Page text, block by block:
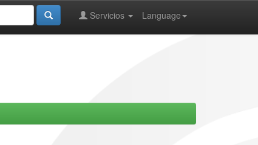
Language
Servicios